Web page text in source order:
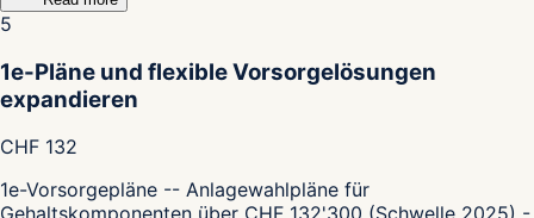
5
1e-Pläne und flexible Vorsorgelösungen
expandieren
CHF 132
1e-Vorsorgepläne -- Anlagewahlpläne für